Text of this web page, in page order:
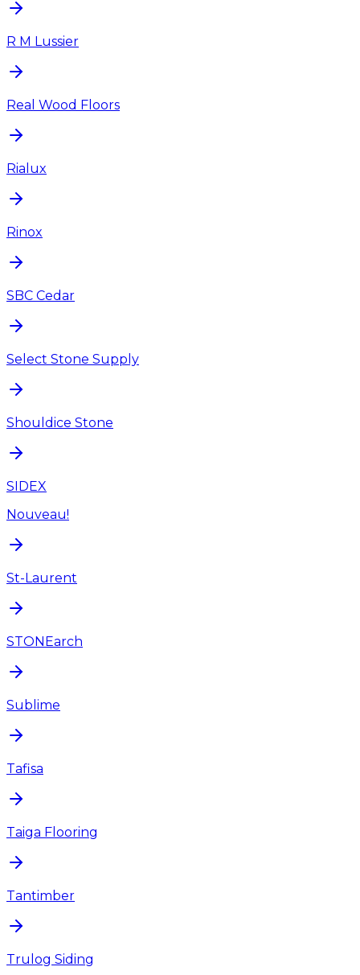
R M Lussier
Real Wood Floors
Rialux
Rinox
SBC Cedar
Select Stone Supply
Shouldice Stone
SIDEX
Nouveau!
St-Laurent
STONEarch
Sublime
Tafisa
Taiga Flooring
Tantimber
Trulog Siding